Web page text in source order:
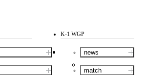
K-1 WGP
news
match